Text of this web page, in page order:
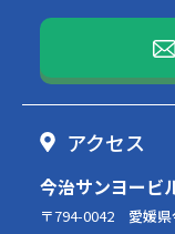
アクセス
今治サンヨー
〒794-0042 愛媛